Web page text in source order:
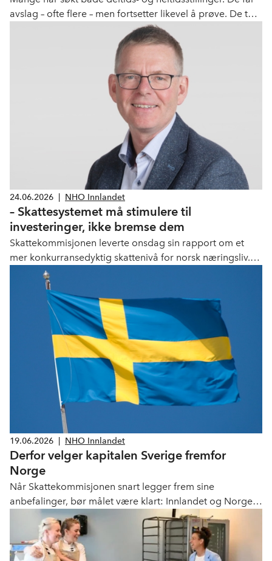
avslag – ofte flere – men fortsetter likevel å prøve. De tar
utdanning, sparer penger og bygger erfaring litt etter litt.
Dette er ikke unge som setter seg ned og venter.
24.06.2026 NHO Innlandet
– Skattesystemet må stimulere til
investeringer, ikke bremse dem
Skattekommisjonen leverte onsdag sin rapport om et
mer konkurransedyktig skattenivå for norsk næringsliv.
NHO Innlandet mener rapporten er et viktig startpunkt –
men etterlyser tydeligere grep for å styrke norsk eierskap
og investeringsvilje.
19.06.2026 NHO Innlandet
Derfor velger kapitalen Sverige fremfor
Norge
Når Skattekommisjonen snart legger frem sine
anbefalinger, bør målet være klart: Innlandet og Norge
må styrke sin konkurransekraft.